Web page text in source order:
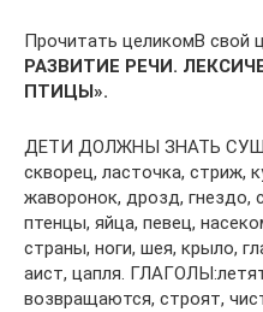
Прочитать целикомВ свой
РАЗВИТИЕ РЕЧИ.
ПТИЦЫ».
ДЕТИ ДОЛЖНЫ ЗНАТЬ
скворец, ласточка, стриж,
жаворонок, дрозд, гнездо,
птенцы, яйца, певец,
страны, ноги, шея, крыло,
аист, цапля.
возвращаются, строят,